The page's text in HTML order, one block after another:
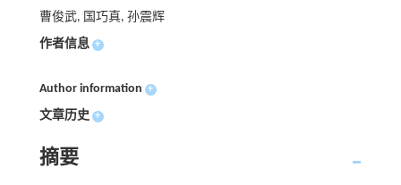
曹俊武, 国巧真, 孙震辉
作者信息 +
Author information +
文章历史 +
摘要